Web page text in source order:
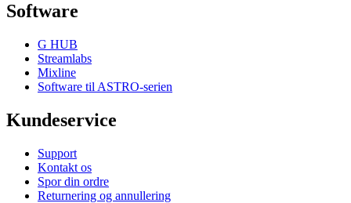
Software
G HUB
Streamlabs
Mixline
Software til ASTRO-serien
Kundeservice
Support
Kontakt os
Spor din ordre
Returnering og annullering